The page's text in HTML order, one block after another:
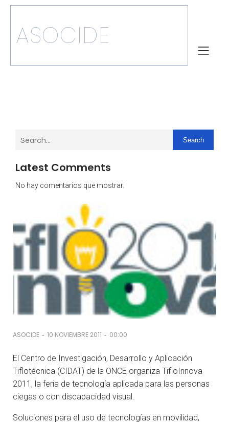
ASOCIDE
Search
Latest Comments
No hay comentarios que mostrar.
ASOCIDE - 10 NOVIEMBRE 2011 - 00:00
El Centro de Investigación, Desarrollo y Aplicación
Tiflotécnica (CIDAT) de la ONCE organiza TifloInnova
2011, la feria de tecnología aplicada para las personas
ciegas o con discapacidad visual.
Soluciones para el uso de tecnologías en movilidad,